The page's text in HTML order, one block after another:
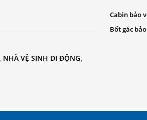
NHÀ VỆ SINH DI ĐỘNG
Cabin bảo
Bốt gác